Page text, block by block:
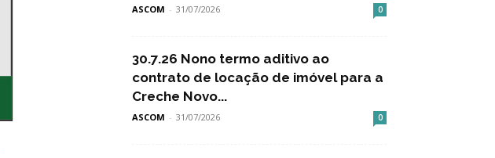
ASCOM - 31/07/2026 0
30.7.26 Nono termo aditivo ao
contrato de locação de imóvel para a
Creche Novo...
ASCOM - 31/07/2026 0